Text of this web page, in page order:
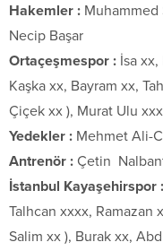
Hakemler : Muhammed
Necip Başar
Ortaçeşmespor : İsa
Kaşka xx, Bayram xx,
Çiçek xx ), Murat Ulu
Yedekler : Mehmet Ali-
Antrenör : Çetin
İstanbul Kayaşehirspor :
Talhcan xxxx, Ramazan
Salim xx ), Burak xx,